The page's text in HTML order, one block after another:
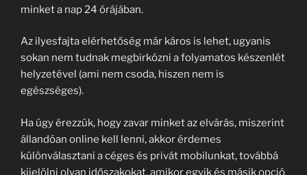
minket a nap 24 órájában.
Az ilyesfajta elérhetőség már káros is lehet, ugyanis
sokan nem tudnak megbirkózni a folyamatos készenlét
helyzetével (ami nem csoda, hiszen nem is
egészséges).
Ha úgy érezzük, hogy zavar minket az elvárás, miszerint
állandóan online kell lenni, akkor érdemes
különválasztani a céges és privát mobilunkat, továbbá
kijelölni olyan időszakokat, amikor egyik és másik opció